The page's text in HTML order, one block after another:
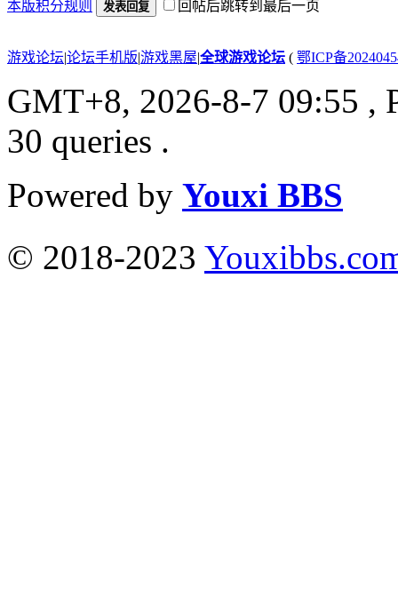
本版积分规则 发表回复 回帖后跳转到最后一页
游戏论坛|论坛手机版|游戏黑屋|全球游戏论坛 ( 鄂ICP备
GMT+8, 2026-8-7 09:55 ,
30 queries .
Powered by Youxi BBS
© 2018-2023